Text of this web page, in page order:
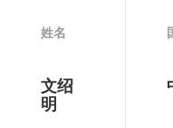
姓名
文绍
明